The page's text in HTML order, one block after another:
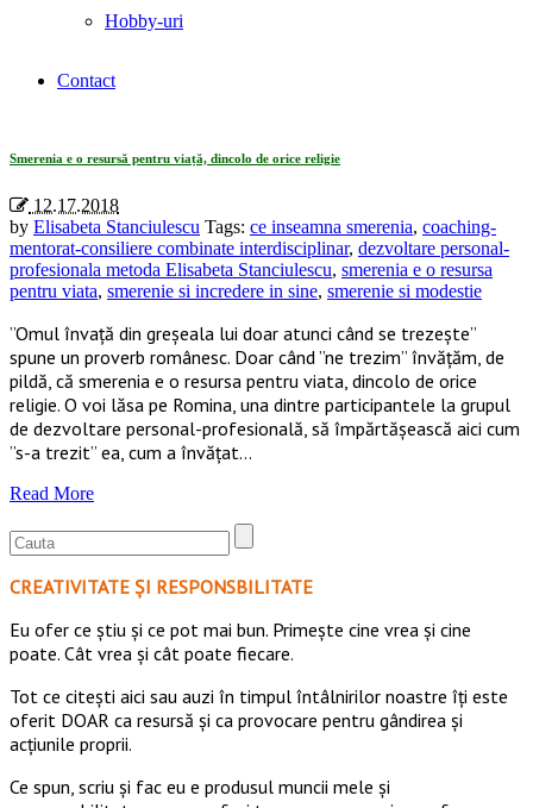
Hobby-uri
Contact
Smerenia e o resursă pentru viață, dincolo de orice religie
12.17.2018
by Elisabeta Stanciulescu Tags: ce inseamna smerenia, coaching-
mentorat-consiliere combinate interdisciplinar, dezvoltare personal-
profesionala metoda Elisabeta Stanciulescu, smerenia e o resursa
pentru viata, smerenie si incredere in sine, smerenie si modestie
”Omul învaţă din greşeala lui doar atunci când se trezește”
spune un proverb românesc. Doar când ”ne trezim” învățăm, de
pildă, că smerenia e o resursa pentru viata, dincolo de orice
religie. O voi lăsa pe Romina, una dintre participantele la grupul
de dezvoltare personal-profesională, să împărtășească aici cum
”s-a trezit” ea, cum a învățat…
Read More
CREATIVITATE ȘI RESPONSBILITATE
Eu ofer ce ştiu şi ce pot mai bun. Primeşte cine vrea şi cine
poate. Cât vrea şi cât poate fiecare.
Tot ce citești aici sau auzi în timpul întâlnirilor noastre îți este
oferit DOAR ca resursă şi ca provocare pentru gândirea și
acţiunile proprii.
Ce spun, scriu și fac eu e produsul muncii mele și